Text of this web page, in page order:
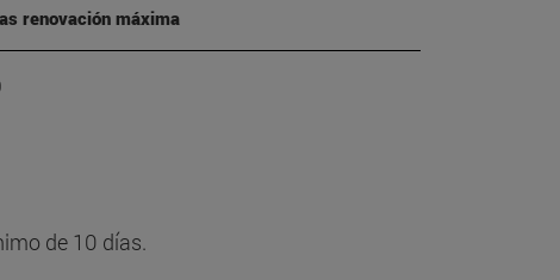
renovación máxima
de 10 días.